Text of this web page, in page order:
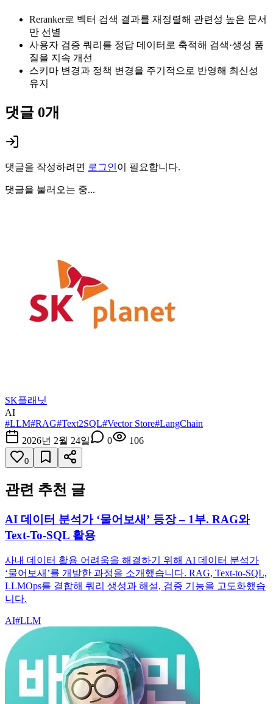
Reranker로 벡터 검색 결과를 재정렬해 관련성 높은 문서
만 선별
사용자 검증 쿼리를 정답 데이터로 축적해 검색·생성 품
질을 지속 개선
스키마 변경과 정책 변경을 주기적으로 반영해 최신성
유지
댓글 0개
댓글을 작성하려면 로그인이 필요합니다.
댓글을 불러오는 중...
SK플래닛
AI
#LLM#RAG#Text2SQL#Vector Store#LangChain
2026년 2월 24일
0 106
0
관련 추천 글
AI 데이터 분석가 ‘물어보새’ 등장 – 1부. RAG와
Text-To-SQL 활용
사내 데이터 활용 어려움을 해결하기 위해 AI 데이터 분석가
‘물어보새’를 개발한 과정을 소개했습니다. RAG, Text-to-SQL,
LLMOps를 결합해 쿼리 생성과 해설, 검증 기능을 고도화했습
니다.
AI#LLM